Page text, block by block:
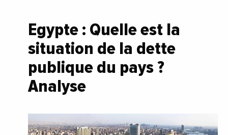
Egypte : Quelle est la
situation de la dette
publique du pays ?
Analyse